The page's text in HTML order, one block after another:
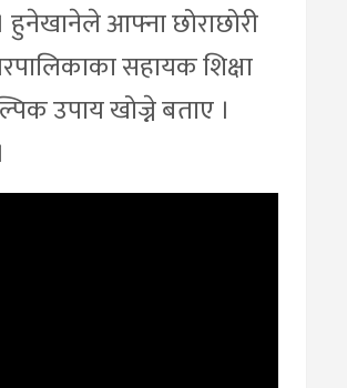
हुनेखानेले आफ्ना छोराछोरी
सहायक शिक्षा
उपाय खोज्ने बताए ।